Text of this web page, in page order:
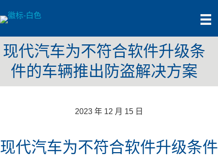
现代汽车为不符合软件升级条
件的车辆推出防盗解决方案
2023 年 12 月 15 日
现代汽车为不符合软件升级条件